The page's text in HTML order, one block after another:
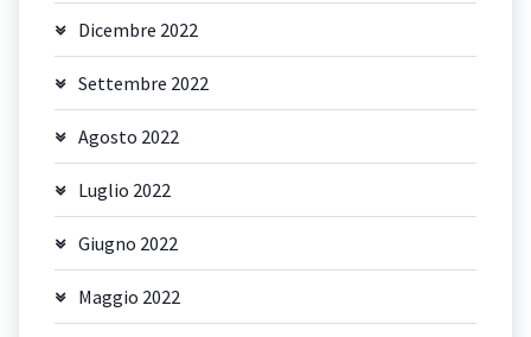
Dicembre 2022
Settembre 2022
Agosto 2022
Luglio 2022
Giugno 2022
Maggio 2022